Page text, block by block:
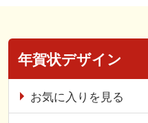
年賀状デザイン
お気に入りを見る